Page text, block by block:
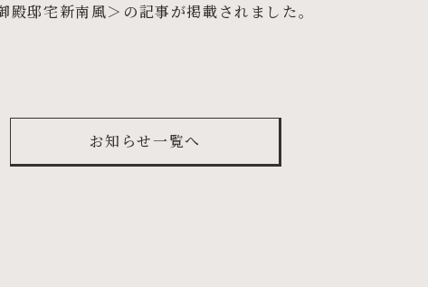
殿邸宅新南風＞の記事が掲載されました。
お知らせ一覧へ